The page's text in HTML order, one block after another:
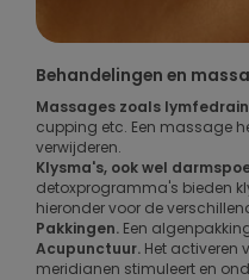
Behandelingen en
Massages zoals
cupping etc. Een massage
verwijderen.
Klysma's, ook wel
detoxprogramma's bieden
hieronder voor de
Pakkingen. Een
Acupunctuur. Het activeren
meridianen stimuleert en